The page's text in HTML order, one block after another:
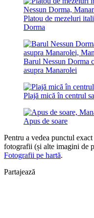
Platou de mezeluri
Dorma
Barul Nessun Dorma
asupra Manarolei
Plajă mică în centrul
Apus de soare
Pentru a vedea punctul
fotografii (și alte imagini de
Fotografii pe hartă.
Partajează